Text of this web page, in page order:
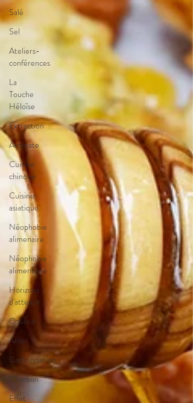
Salé
Sel
Ateliers-
conférences
La
Touche
Héloïse
Extraction
Aromate
Cuisine
chinoise
Cuisine
asiatique
Néophobie
alimenaire
Néophobie
alimentaire
Horizons
d'attente
Couleur
Amer
Carbonisation
Charbon
Effet